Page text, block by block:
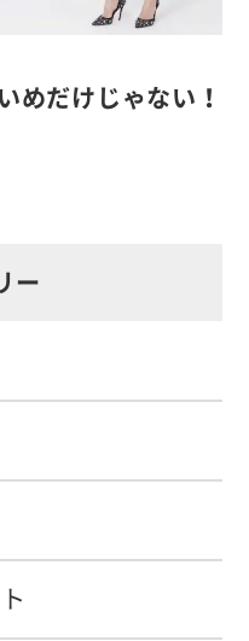
めだけじゃない！
ー